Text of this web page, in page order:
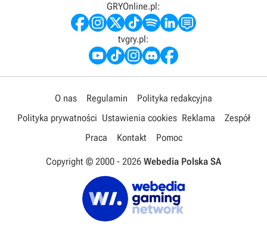
GRYOnline.pl:
tvgry.pl:
O nas Regulamin
Polityka redakcyjna
Polityka prywatności Ustawienia cookies Reklama
Zespół
Praca
Kontakt Pomoc
Copyright © 2000 - 2026 Webedia Polska SA